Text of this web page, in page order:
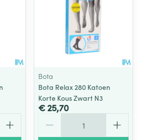
Bota
Bota Relax 280 Katoen
Korte Kous Zwart N3
€ 25,70